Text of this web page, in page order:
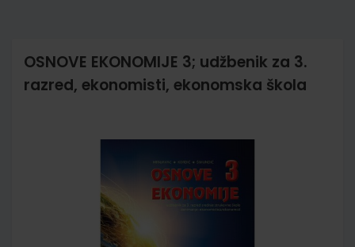
OSNOVE EKONOMIJE 3; udžbenik za 3.
razred, ekonomisti, ekonomska škola